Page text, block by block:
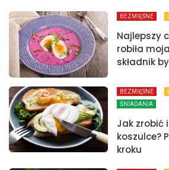
BEZMIĘSNE
Najlepszy
robiła
składnik
BEZMIĘSNE
ŚNIADANIA
Jak zrobić
koszulce?
kroku